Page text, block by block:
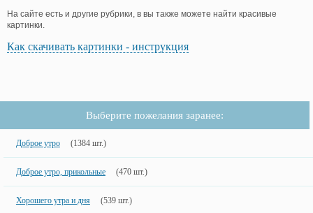
На сайте есть и другие рубрики, в вы также можете найти красивые
картинки.
Как скачивать картинки - инструкция
Выберите пожелания заранее:
Доброе утро (1384 шт.)
Доброе утро, прикольные (470 шт.)
Хорошего утра и дня (539 шт.)